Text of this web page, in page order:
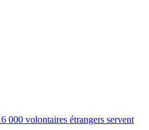
000 volontaires étrangers servent